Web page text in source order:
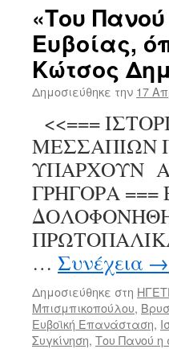
«Του
Ευβοίας,
Κώτσος
Δημοσιεύθηκε την 17
<<===
ΜΕΣΣΑΠΙΩΝ
ΥΠΑΡΧΟΥΝ
ΓΡΗΓΟΡΑ
… Συνέχεια →
Δημοσιεύθηκε στη
Μπισμπικοπούλου,
Ευβοϊκή Επανάσταση,
Συγκίνηση, Του Πανού η